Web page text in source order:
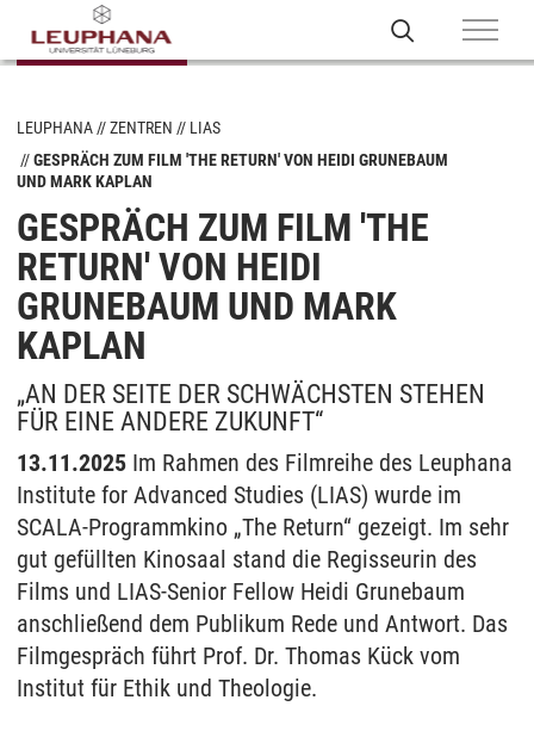
LEUPHANA ZENTREN
LIAS
GESPRÄCH ZUM FILM 'THE RETURN' VON HEIDI GRUNEBAUM
UND MARK KAPLAN
GESPRÄCH ZUM FILM 'THE
RETURN' VON HEIDI
GRUNEBAUM UND MARK
KAPLAN
„AN DER SEITE DER SCHWÄCHSTEN STEHEN
FÜR EINE ANDERE ZUKUNFT“
13.11.2025 Im Rahmen des Filmreihe des Leuphana
Institute for Advanced Studies (LIAS) wurde im
SCALA-Programmkino „The Return“ gezeigt. Im sehr
gut gefüllten Kinosaal stand die Regisseurin des
Films und LIAS-Senior Fellow Heidi Grunebaum
anschließend dem Publikum Rede und Antwort. Das
Filmgespräch führt Prof. Dr. Thomas Kück vom
Institut für Ethik und Theologie.